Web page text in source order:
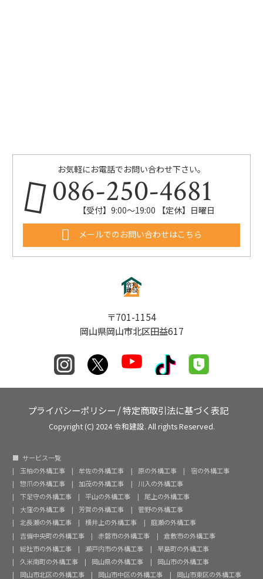
お気軽にお電話でお問い合わせ下さい。
086-250-4681
【受付】9:00〜19:00 【定休】日曜日
メールでのお問い合わせはこちら
〒701-1154
岡山県岡山市北区田益617
プライバシーポリシー /特定商取引法に基づく表記
Copyright (C) 2024 令和建設. All rights Reserved.
サービス一覧
玉柏の外構工事
牟佐の外構工事 原の外構工事
宿の外構工事
惣爪の外構工事
加茂の外構工事
川入の外構工事
下足守の外構工事
平山の外構工事
尾上の外構工事
大窪の外構工事
芳賀の外構工事
菅野の外構工事
北長瀬の外構工事
横井上の外構工事
庭瀬の外構工事
吉備中央町の外構工事
赤磐市の外構工事
倉敷市の外構工事
総社市の外構工事
瀬戸内市の外構工事
早島町の外構工事
久米南町の外構工事
岡山県の外構工事
岡山市の外構工事
岡山市北区の外構工事
岡山市中区の外構工事 岡山市東区の外構工事